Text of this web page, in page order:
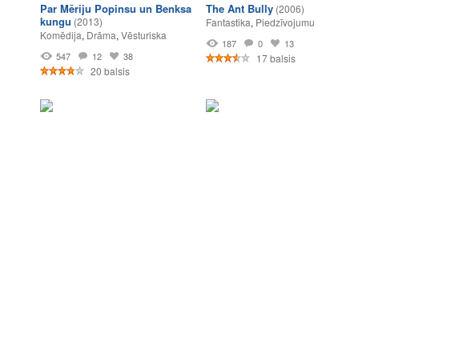
Par Mēriju Popinsu un Benksa
kungu (2013)
Komēdija, Drāma, Vēsturiska
547 12 38
20 balsis
The Ant Bully (2006)
Fantastika, Piedzīvojumu
187 0 13
17 balsis